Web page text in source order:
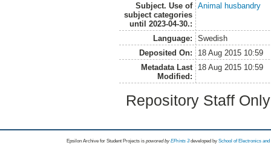
Subject. Use of
subject categories
until 2023-04-30.:
Animal husbandry
Language:
Swedish
Deposited On:
18 Aug 2015 10:59
Metadata Last
Modified:
18 Aug 2015 10:59
Repository Staff
Epsilon Archive for Student Projects is powored byEPrints 3 developed by School of Electronics